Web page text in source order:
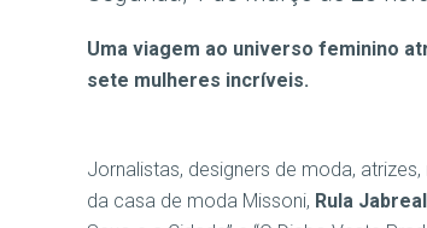
Uma viagem ao universo feminino
sete mulheres incríveis.
Jornalistas, designers de moda,
da casa de moda Missoni, Rula Jabreal